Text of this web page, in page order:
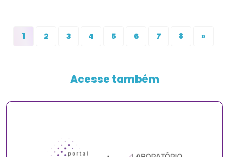
1 2 3 4 5 6 7 8 »
Acesse também